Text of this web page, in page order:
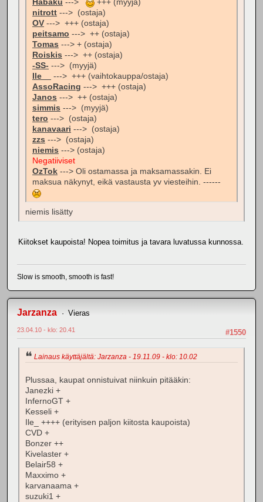
Habaku --->
+++ (myyjä)
nitrott ---> (ostaja)
OV ---> +++ (ostaja)
peitsamo ---> ++ (ostaja)
Tomas ---> + (ostaja)
Roiskis ---> ++ (ostaja)
-SS- ---> (myyjä)
Ile__
---> +++ (vaihtokauppa/ostaja)
AssoRacing ---> +++ (ostaja)
Janos ---> ++ (ostaja)
simmis ---> (myyjä)
tero ---> (ostaja)
kanavaari ---> (ostaja)
zzs ---> (ostaja)
niemis ---> (ostaja)
Negatiiviset
OzTok ---> Oli ostamassa ja maksamassakin. Ei
maksua näkynyt, eikä vastausta yv viesteihin. ------
niemis lisätty
Kiitokset kaupoista! Nopea toimitus ja tavara luvatussa kunnossa.
Slow is smooth, smooth is fast!
Jarzanza Vieras
#1550
23.04.10 - klo: 20.41
Lainaus käyttäjältä: Jarzanza - 19.11.09 - klo: 10.02
Plussaa, kaupat onnistuivat niinkuin pitääkin:
Janezki +
InfernoGT +
Kesseli +
Ile_ ++++ (erityisen paljon kiitosta kaupoista)
CVD +
Bonzer ++
Kivelaster +
Belair58 +
Maxximo +
karvanaama +
suzuki1 +